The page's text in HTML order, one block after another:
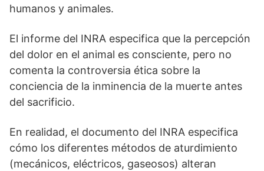
humanos y animales.
El informe del INRA especifica que la percepción
del dolor en el animal es consciente, pero no
comenta la controversia ética sobre la
conciencia de la inminencia de la muerte antes
del sacrificio.
En realidad, el documento del INRA especifica
cómo los diferentes métodos de aturdimiento
(mecánicos, eléctricos, gaseosos) alteran